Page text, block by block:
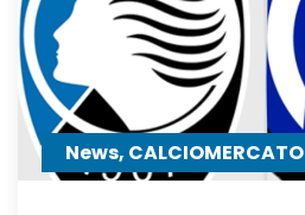
non
sfigura,
ma
perde
contro
gli
News, CALCIOMERCATO